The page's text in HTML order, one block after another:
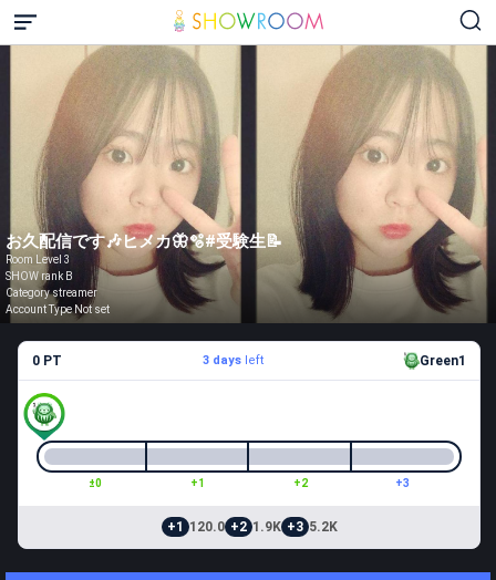
お久配信です🎶ヒメカ🦋🫧#受験生📝
Room Level 3
SHOW rank B
Category streamer
Account Type Not set
0 PT 3 daysleft Green1
±0 +1 +2 +3
+1 120.0 +2 1.9K +3 5.2K